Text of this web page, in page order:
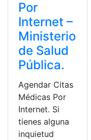
Por
Internet –
Ministerio
de Salud
Pública.
Agendar Citas
Médicas Por
Internet. Si
tienes alguna
inquietud